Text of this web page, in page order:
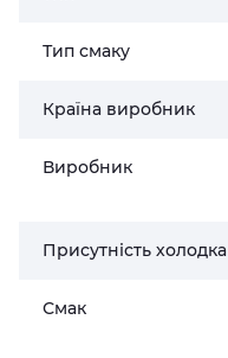
Тип смаку
Країна виробник
Виробник
Присутність холодка
Смак